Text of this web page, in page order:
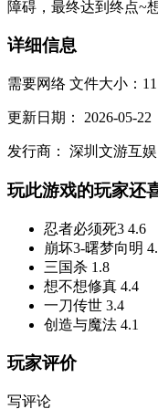
障碍，最终达到终点~
详细信息
需要网络 文件大小：
更新日期： 2026-05-22
发行商： 深圳文游互
玩此游戏的玩家还
忍者必须死3 4.6
崩坏3-曙梦向明
三国杀 1.8
想不想修真 4.4
一刀传世 3.4
创造与魔法 4.1
玩家评价
写评论